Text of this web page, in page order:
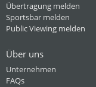
Übertragung melden
Sportsbar melden
Public Viewing melden
Über uns
Unternehmen
FAQs